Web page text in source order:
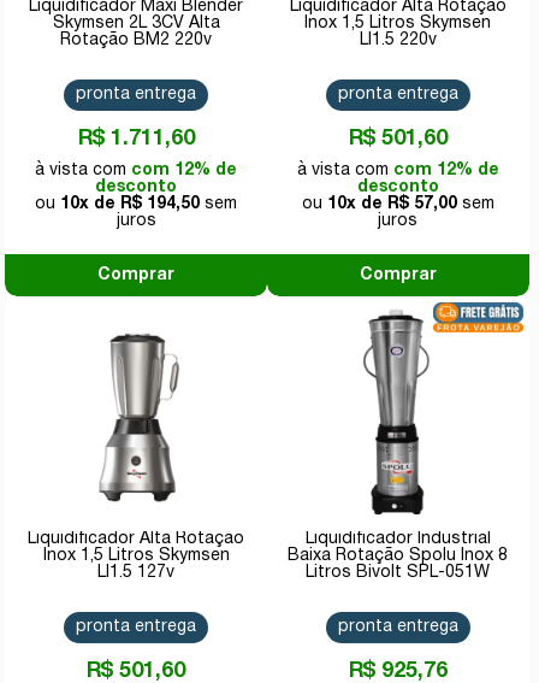
Liquidificador Maxi Blender
Skymsen 2L 3CV Alta
Rotação BM2 220v
R$ 1.711,60
com 12% de
desconto
10x de
R$ 194,50
pronta entrega
Comprar
Liquidificador Alta Rotação
Inox 1,5 Litros Skymsen
LI1.5 220v
R$ 501,60
com 12% de
desconto
10x de
R$ 57,00
pronta entrega
Comprar
Liquidificador Alta Rotação
Inox 1,5 Litros Skymsen
LI1.5 127v
R$ 501,60
pronta entrega
Liquidificador Industrial
Baixa Rotação Spolu Inox 8
Litros Bivolt SPL-051W
R$ 925,76
pronta entrega